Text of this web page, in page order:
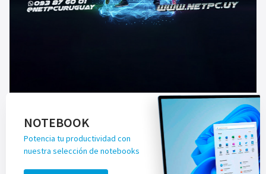
NOTEBOOK
Potencia tu productividad con
nuestra selección de notebooks